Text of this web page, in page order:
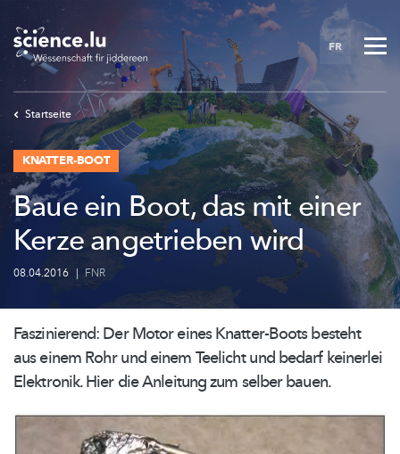
to
main
content
FR
Startseite
KNATTER-BOOT
Baue ein Boot, das mit einer
Kerze angetrieben wird
08.04.2016 | FNR
Faszinierend: Der Motor eines Knatter-Boots besteht
aus einem Rohr und einem Teelicht und bedarf keinerlei
Elektronik. Hier die Anleitung zum selber bauen.